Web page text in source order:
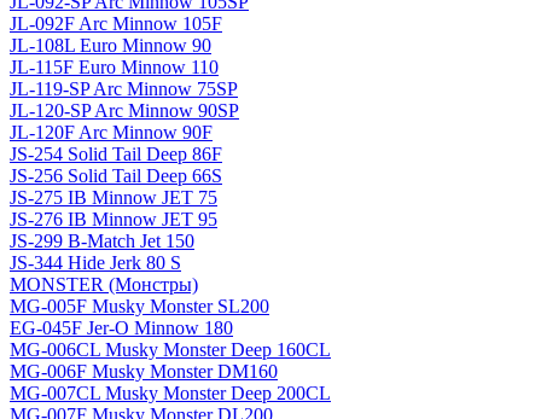
JL-092F Arc Minnow 105F
JL-108L Euro Minnow 90
JL-115F Euro Minnow 110
JL-119-SP Arc Minnow 75SP
JL-120-SP Arc Minnow 90SP
JL-120F Arc Minnow 90F
JS-254 Solid Tail Deep 86F
JS-256 Solid Tail Deep 66S
JS-275 IB Minnow JET 75
JS-276 IB Minnow JET 95
JS-299 B-Match Jet 150
JS-344 Hide Jerk 80 S
MONSTER (Монстры)
MG-005F Musky Monster SL200
EG-045F Jer-O Minnow 180
MG-006CL Musky Monster Deep 160CL
MG-006F Musky Monster DM160
MG-007CL Musky Monster Deep 200CL
MG-007F Musky Monster DL200